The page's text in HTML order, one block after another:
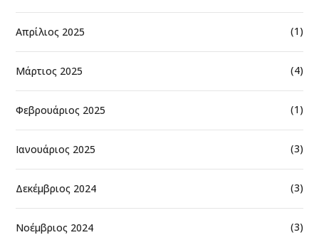
Απρίλιος 2025 (1)
Μάρτιος 2025 (4)
Φεβρουάριος 2025 (1)
Ιανουάριος 2025 (3)
Δεκέμβριος 2024 (3)
Νοέμβριος 2024 (3)